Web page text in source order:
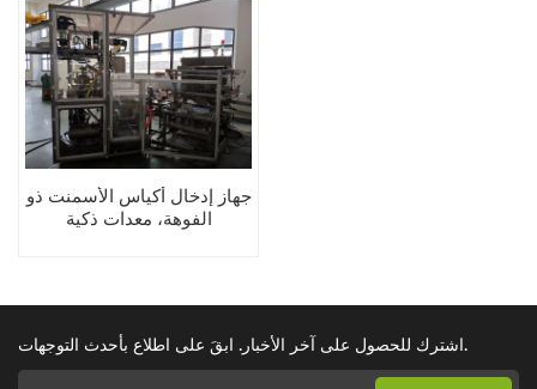
جهاز إدخال أكياس الأسمنت ذو
الفوهة، معدات ذكية
اشترك للحصول على آخر الأخبار. ابقَ على اطلاع بأحدث التوجهات.